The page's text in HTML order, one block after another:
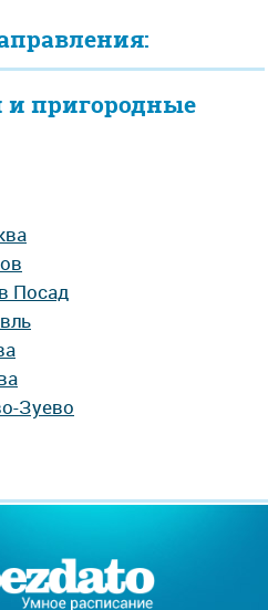
и пригородные
Посад
Зуево